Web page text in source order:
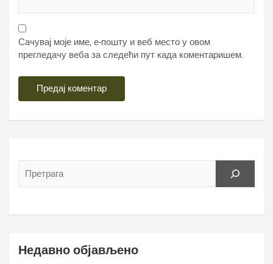
Сачувај моје име, е-пошту и веб место у овом
прегледачу веба за следећи пут када коментаришем.
Недавно објављено